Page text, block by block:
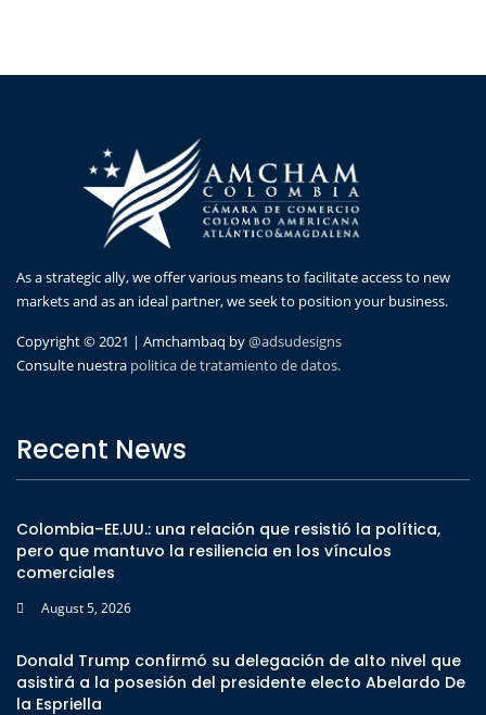
As a strategic ally, we offer various means to facilitate access to new
markets and as an ideal partner, we seek to position your business.
Copyright © 2021 | Amchambaq by@adsudesigns
Consulte nuestra politica de tratamiento de datos.
Recent News
Colombia–EE.UU.: una relación que resistió la política,
pero que mantuvo la resiliencia en los vínculos
comerciales
August 5, 2026
Donald Trump confirmó su delegación de alto nivel que
asistirá a la posesión del presidente electo Abelardo De
la Espriella